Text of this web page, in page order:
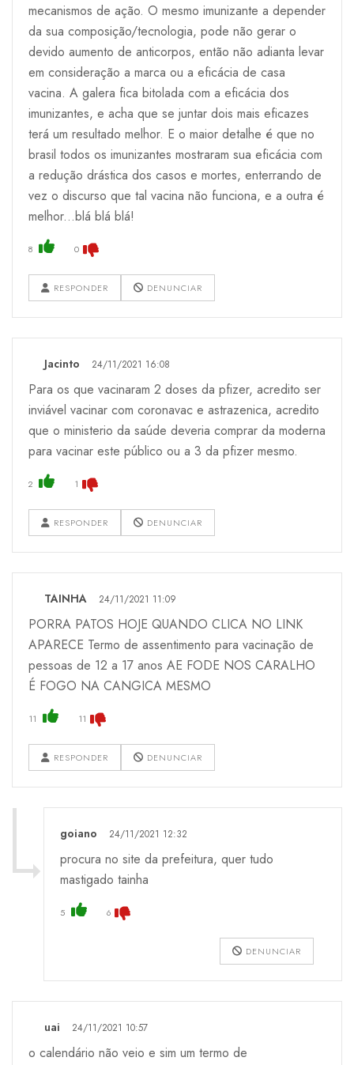
mecanismos de ação. O mesmo imunizante a depender
da sua composição/tecnologia, pode não gerar o
devido aumento de anticorpos, então não adianta levar
em consideração a marca ou a eficácia de casa
vacina. A galera fica bitolada com a eficácia dos
imunizantes, e acha que se juntar dois mais eficazes
terá um resultado melhor. E o maior detalhe é que no
brasil todos os imunizantes mostraram sua eficácia com
a redução drástica dos casos e mortes, enterrando de
vez o discurso que tal vacina não funciona, e a outra é
melhor...blá blá blá!
8 0
RESPONDER DENUNCIAR
Jacinto 24/11/2021 16:08
Para os que vacinaram 2 doses da pfizer, acredito ser
inviável vacinar com coronavac e astrazenica, acredito
que o ministerio da saúde deveria comprar da moderna
para vacinar este público ou a 3 da pfizer mesmo.
2 1
RESPONDER DENUNCIAR
TAINHA 24/11/2021 11:09
PORRA PATOS HOJE QUANDO CLICA NO LINK
APARECE Termo de assentimento para vacinação de
pessoas de 12 a 17 anos AE FODE NOS CARALHO
É FOGO NA CANGICA MESMO
11 11
RESPONDER DENUNCIAR
goiano 24/11/2021 12:32
procura no site da prefeitura, quer tudo
mastigado tainha
5 6
DENUNCIAR
uai 24/11/2021 10:57
o calendário não veio e sim um termo de